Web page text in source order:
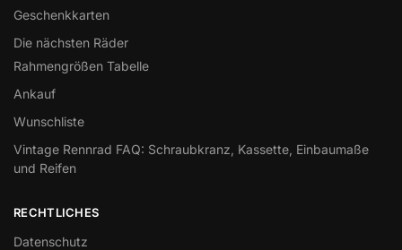
Geschenkkarten
Die nächsten Räder
Rahmengrößen Tabelle
Ankauf
Wunschliste
Vintage Rennrad FAQ: Schraubkranz, Kassette, Einbaumaße
und Reifen
RECHTLICHES
Datenschutz